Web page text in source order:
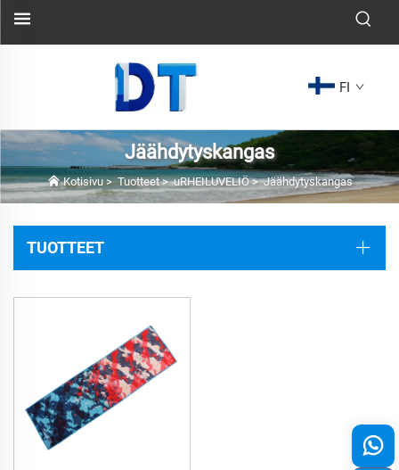
FI
Jäähdytyskangas
Kotisivu>Tuotteet>uRHEILUVELIÖ>Jäähdytyskangas
TUOTTEET